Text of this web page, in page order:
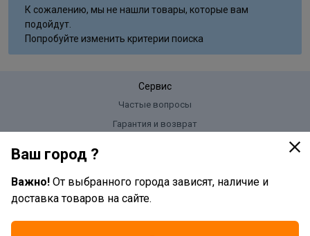
К сожалению, мы не нашли товары, которые вам
подойдут.
Попробуйте изменить критерии поиска
Сервис
Частые вопросы
Гарантия и возврат
Компания
О нас
Магазины
Ваш город ?
Важно! От выбранного города зависят, наличие и
доставка товаров на сайте.